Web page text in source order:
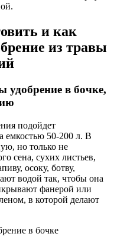
и как
из травы
удобрение в бочке,
подойдет
емкостью 50-200 л. В
но только не
сена, сухих листьев,
осоку, ботву,
водой так, чтобы она
фанерой или
в которой делают